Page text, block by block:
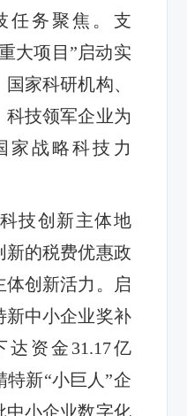
任务聚焦。支
大项目”启动实
家科研机构、
科技领军企业为
家战略科技力
创新主体地
新的税费优惠政
体创新活力。启
新中小企业奖补
资金31.17亿
特新“小巨人”企
中小企业数字化